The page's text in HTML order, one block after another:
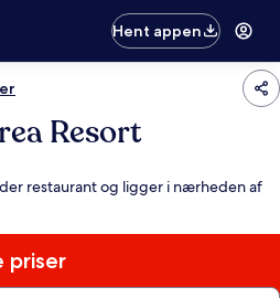
Hent appen
Resort
restaurant og ligger i nærheden af
priser